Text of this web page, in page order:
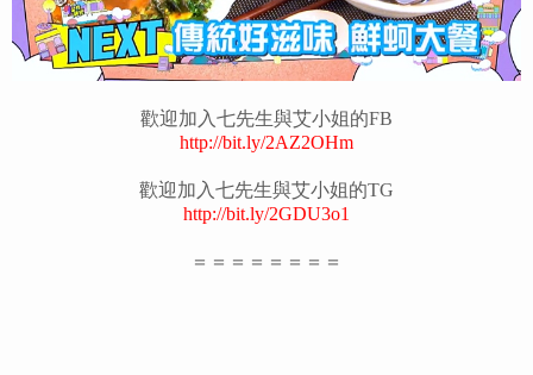
歡迎加入七先生與艾小姐的FB
http://bit.ly/2AZ2OHm
歡迎加入七先生與艾小姐的TG
http://bit.ly/2GDU3o1
＝＝＝＝＝＝＝＝